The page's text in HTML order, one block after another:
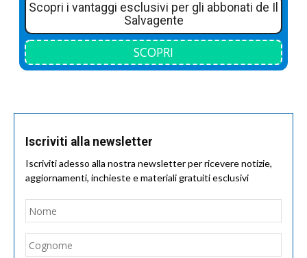
Scopri i vantaggi esclusivi per gli abbonati de Il
Salvagente
SCOPRI
Iscriviti alla newsletter
Iscriviti adesso alla nostra newsletter per ricevere notizie,
aggiornamenti, inchieste e materiali gratuiti esclusivi
Nome